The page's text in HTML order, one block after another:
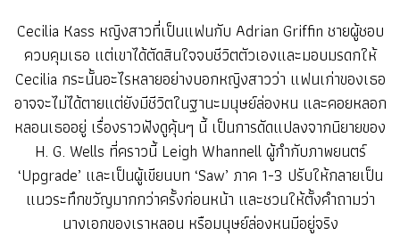
Cecilia Kass หญิงสาวที่เป็นแฟนกับ Adrian Griffin ชายผู้ชอบ
ควบคุมเธอ แต่เขาได้ตัดสินใจจบชีวิตตัวเองและมอบมรดกให้
Cecilia กระนั้นอะไรหลายอย่างบอกหญิงสาวว่า แฟนเก่าของเธอ
อาจจะไม่ได้ตายแต่ยังมีชีวิตในฐานะมนุษย์ล่องหน และคอยหลอก
หลอนเธออยู่ เรื่องราวฟังดูคุ้นๆ นี้ เป็นการดัดแปลงจากนิยายของ
H. G. Wells ที่คราวนี้ Leigh Whannell ผู้กำกับภาพยนตร์
‘Upgrade’ และเป็นผู้เขียนบท ‘Saw’ ภาค 1-3 ปรับให้กลายเป็น
แนวระทึกขวัญมากกว่าครั้งก่อนหน้า และชวนให้ตั้งคำถามว่า
นางเอกของเราหลอน หรือมนุษย์ล่องหนมีอยู่จริง